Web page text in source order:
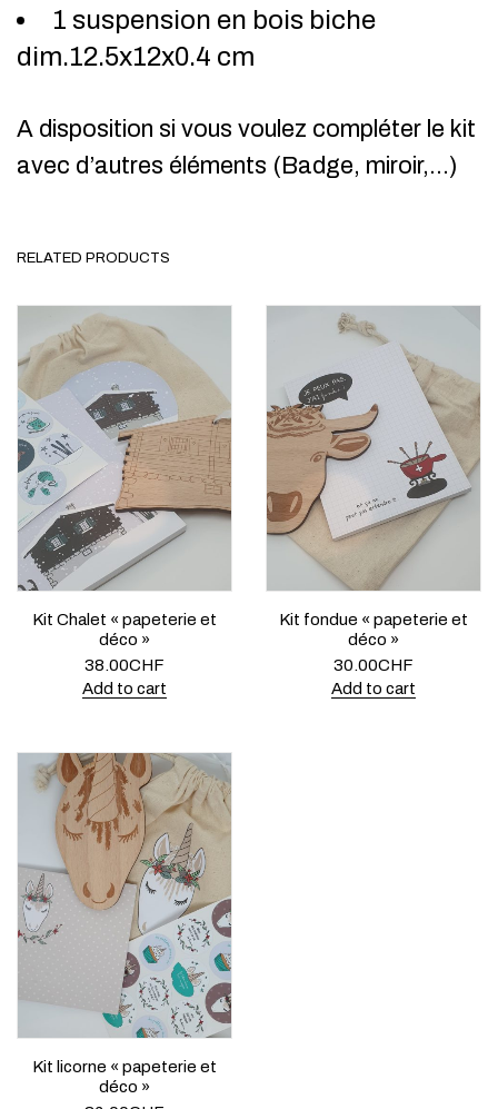
1 suspension en bois biche
dim.12.5x12x0.4 cm
A disposition si vous voulez compléter le kit
avec d’autres éléments (Badge, miroir,…)
RELATED PRODUCTS
Kit Chalet « papeterie et
déco »
38.00CHF
Add to cart
Kit fondue « papeterie et
déco »
30.00CHF
Add to cart
Kit licorne « papeterie et
déco »